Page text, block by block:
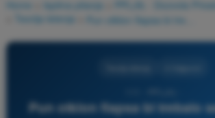
Home Ispitna pitanja
PPL(A) - Dozvola
Teorija letenja
Pun otklon flapsa bi trebalo